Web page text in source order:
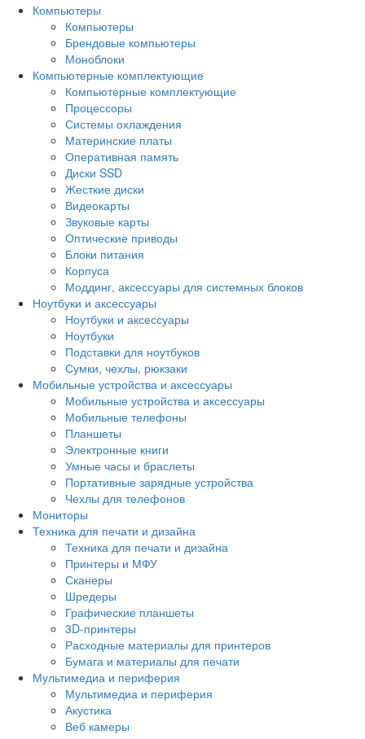
Компьютеры
Компьютеры
Брендовые компьютеры
Моноблоки
Компьютерные комплектующие
Компьютерные комплектующие
Процессоры
Системы охлаждения
Материнские платы
Оперативная память
Диски SSD
Жесткие диски
Видеокарты
Звуковые карты
Оптические приводы
Блоки питания
Корпуса
Моддинг, аксессуары для системных блоков
Ноутбуки и аксессуары
Ноутбуки и аксессуары
Ноутбуки
Подставки для ноутбуков
Сумки, чехлы, рюкзаки
Мобильные устройства и аксессуары
Мобильные устройства и аксессуары
Мобильные телефоны
Планшеты
Электронные книги
Умные часы и браслеты
Портативные зарядные устройства
Чехлы для телефонов
Мониторы
Техника для печати и дизайна
Техника для печати и дизайна
Принтеры и МФУ
Сканеры
Шредеры
Графические планшеты
3D-принтеры
Расходные материалы для принтеров
Бумага и материалы для печати
Мультимедиа и периферия
Мультимедиа и периферия
Акустика
Веб камеры